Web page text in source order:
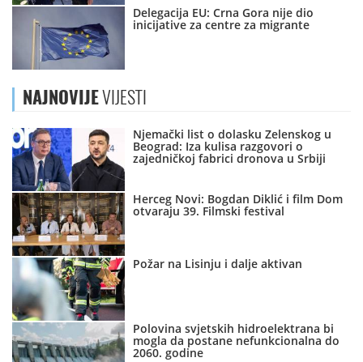
Delegacija EU: Crna Gora nije dio
inicijative za centre za migrante
NAJNOVIJEVIJESTI
Njemački list o dolasku Zelenskog u
Beograd: Iza kulisa razgovori o
zajedničkoj fabrici dronova u Srbiji
Herceg Novi: Bogdan Diklić i film Dom
otvaraju 39. Filmski festival
Požar na Lisinju i dalje aktivan
Polovina svjetskih hidroelektrana bi
mogla da postane nefunkcionalna do
2060. godine